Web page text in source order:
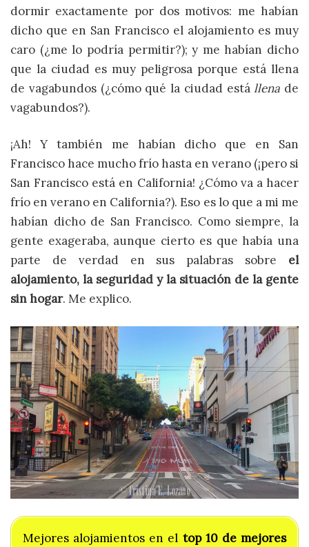
dormir exactamente por dos motivos: me habían
dicho que en San Francisco el alojamiento es muy
caro (¿me lo podría permitir?); y me habían dicho
que la ciudad es muy peligrosa porque está llena
de vagabundos (¿cómo qué la ciudad estállena de
vagabundos?).
¡Ah! Y también me habían dicho que en San
Francisco hace mucho frío hasta en verano (¡pero si
San Francisco está en California! ¿Cómo va a hacer
frío en verano en California?). Eso es lo que a mi me
habían dicho de San Francisco. Como siempre, la
gente exageraba, aunque cierto es que había una
parte de verdad en sus palabras sobre el
alojamiento, la seguridad y la situación de la gente
sin hogar. Me explico.
Mejores alojamientos en el top 10 de mejores